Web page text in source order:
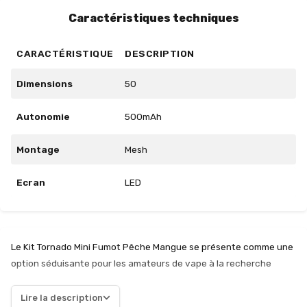
Caractéristiques techniques
CARACTÉRISTIQUE DESCRIPTION
Dimensions 50
Autonomie 500mAh
Montage Mesh
Ecran LED
Le Kit Tornado Mini Fumot Pêche Mangue se présente comme une
option séduisante pour les amateurs de vape à la recherche
500mAh, ce kit compact permet de profiter de jusqu'à 1200
Lire la description